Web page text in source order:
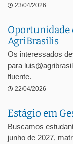
23/04/2026
Oportunidade
AgriBrasilis
Os interessados
para
fluente.
22/04/2026
Estágio em
Buscamos
junho de 2027,